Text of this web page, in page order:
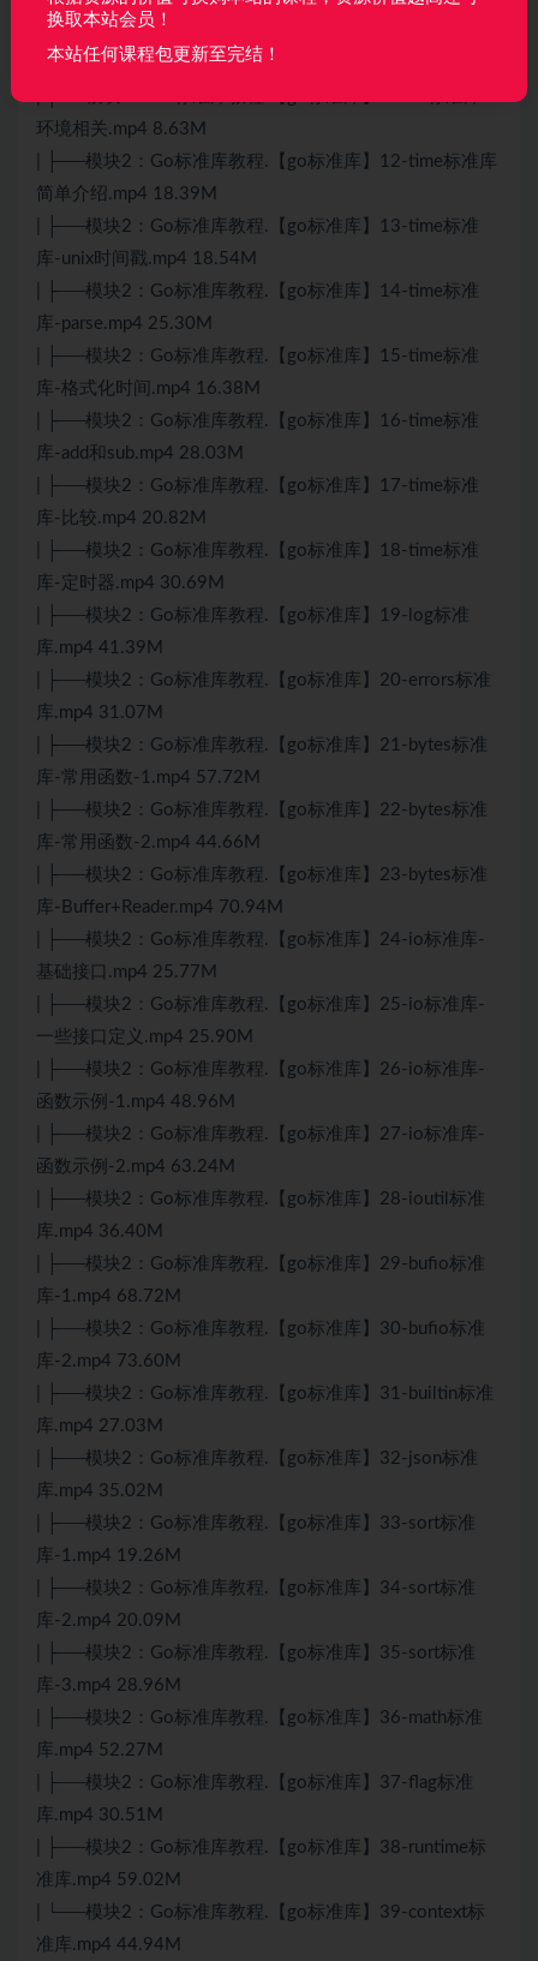
| ├──模块2：Go标准库教程.【go标准库】10-os标准库-
进程相关.mp4 58.96M
环境相关.mp4 8.63M
| ├──模块2：Go标准库教程.【go标准库】12-time标准库
简单介绍.mp4 18.39M
| ├──模块2：Go标准库教程.【go标准库】13-time标准
库-unix时间戳.mp4 18.54M
| ├──模块2：Go标准库教程.【go标准库】14-time标准
库-parse.mp4 25.30M
| ├──模块2：Go标准库教程.【go标准库】15-time标准
库-格式化时间.mp4 16.38M
| ├──模块2：Go标准库教程.【go标准库】16-time标准
库-add和sub.mp4 28.03M
| ├──模块2：Go标准库教程.【go标准库】17-time标准
库-比较.mp4 20.82M
| ├──模块2：Go标准库教程.【go标准库】18-time标准
库-定时器.mp4 30.69M
| ├──模块2：Go标准库教程.【go标准库】19-log标准
库.mp4 41.39M
| ├──模块2：Go标准库教程.【go标准库】20-errors标准
库.mp4 31.07M
| ├──模块2：Go标准库教程.【go标准库】21-bytes标准
库-常用函数-1.mp4 57.72M
| ├──模块2：Go标准库教程.【go标准库】22-bytes标准
库-常用函数-2.mp4 44.66M
| ├──模块2：Go标准库教程.【go标准库】23-bytes标准
库-Buffer+Reader.mp4 70.94M
| ├──模块2：Go标准库教程.【go标准库】24-io标准库-
基础接口.mp4 25.77M
| ├──模块2：Go标准库教程.【go标准库】25-io标准库-
一些接口定义.mp4 25.90M
| ├──模块2：Go标准库教程.【go标准库】26-io标准库-
函数示例-1.mp4 48.96M
| ├──模块2：Go标准库教程.【go标准库】27-io标准库-
函数示例-2.mp4 63.24M
| ├──模块2：Go标准库教程.【go标准库】28-ioutil标准
库.mp4 36.40M
| ├──模块2：Go标准库教程.【go标准库】29-bufio标准
库-1.mp4 68.72M
| ├──模块2：Go标准库教程.【go标准库】30-bufio标准
库-2.mp4 73.60M
| ├──模块2：Go标准库教程.【go标准库】31-builtin标准
库.mp4 27.03M
| ├──模块2：Go标准库教程.【go标准库】32-json标准
库.mp4 35.02M
| ├──模块2：Go标准库教程.【go标准库】33-sort标准
库-1.mp4 19.26M
| ├──模块2：Go标准库教程.【go标准库】34-sort标准
库-2.mp4 20.09M
| ├──模块2：Go标准库教程.【go标准库】35-sort标准
库-3.mp4 28.96M
| ├──模块2：Go标准库教程.【go标准库】36-math标准
库.mp4 52.27M
| ├──模块2：Go标准库教程.【go标准库】37-flag标准
库.mp4 30.51M
| ├──模块2：Go标准库教程.【go标准库】38-runtime标
准库.mp4 59.02M
| └──模块2：Go标准库教程.【go标准库】39-context标
准库.mp4 44.94M
换取本站会员！
本站任何课程包更新至完结！